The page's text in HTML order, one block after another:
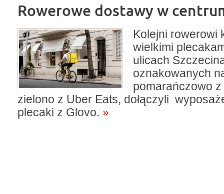
Rowerowe dostawy w
Kolejni rowerowi
wielkimi
ulicach
oznakowanych
pomarańczowo
zielono z Uber Eats, dołączyli
plecaki z Glovo. »